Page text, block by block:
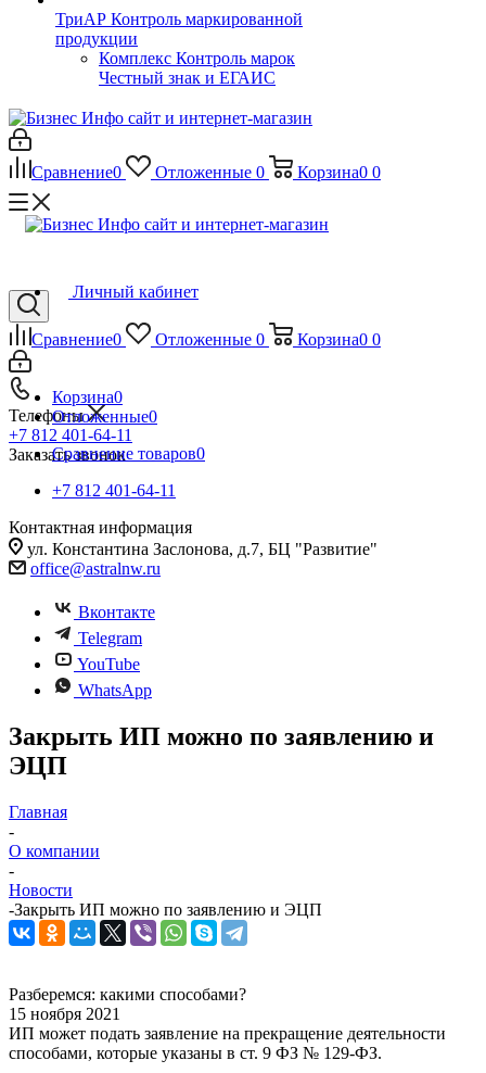
ТриАР Контроль маркированной
продукции
Комплекс Контроль марок
Честный знак и ЕГАИС
Сравнение0 Отложенные 0 Корзина0 0
Сравнение0 Отложенные 0 Корзина0 0
Телефоны
+7 812 401-64-11
Заказать звонок
Личный кабинет
Корзина0
Отложенные0
Сравнение товаров0
+7 812 401-64-11
Контактная информация
ул. Константина Заслонова, д.7, БЦ "Развитие"
office@astralnw.ru
Вконтакте
Telegram
YouTube
WhatsApp
Закрыть ИП можно по заявлению и
ЭЦП
Главная
-
О компании
-
Новости
-Закрыть ИП можно по заявлению и ЭЦП
Разберемся: какими способами?
15 ноября 2021
ИП может подать заявление на прекращение деятельности
способами, которые указаны в ст. 9 ФЗ № 129-ФЗ.